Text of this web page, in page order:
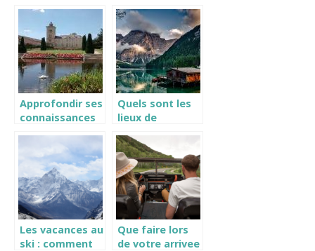
Barcelone
Approfondir ses
connaissances
univers en
s’offrant un
séjour au coeur
d’un domaine
prestigieux.
Quels sont les
lieux de
pour un séjour
au Lac de Gaube
?
Les vacances au
ski : comment
Que faire lors
de votre arrivee